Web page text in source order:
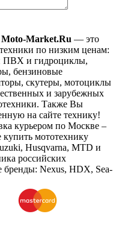
Moto-Market.Ru — это
по низким ценам:
ПВХ и гидроциклы,
бензиновые
скутеры, мотоциклы
и зарубежных
Также Вы
на сайте технику!
курьером по Москве –
мототехнику
Husqvarna, MTD и
российских
бренды: Nexus, HDX, Sea-